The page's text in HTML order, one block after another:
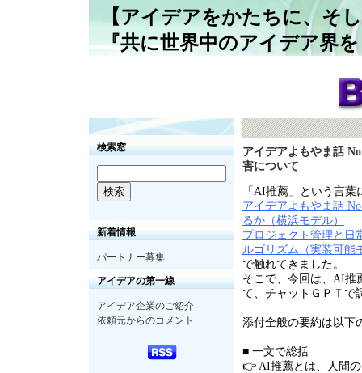
【アイデアをかたちに、そ
『共に世界中のアイデア界
検索窓
新着情報
パートナー募集
アイデアの第一線
アイデア企業のご紹介
依頼元からのコメント
アイデアよもやま話
害について
「 AI推薦」という言葉
アイデアよもやま話
るか（横浜モデル）
プロジェクト管理と日
ルゴリズム（実装可能
で触れてきました。
そこで、今回は、 AI推
て、チャットＧＰＴで
添付全般の要約は以下
■ 一文で総括
👉 AI推薦とは、人間